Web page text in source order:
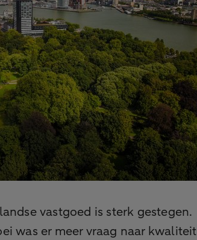
vastgoed is sterk gestegen.
was er meer vraag naar kwaliteit